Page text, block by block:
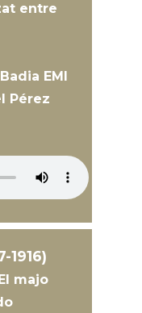
entre
EMI
Pérez
1916)
majo